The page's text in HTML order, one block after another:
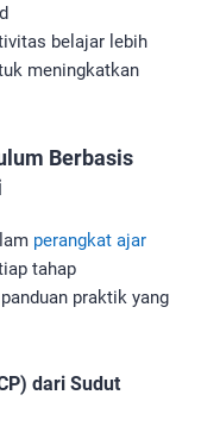
belajar lebih
meningkatkan
Berbasis
perangkat ajar
tahap
praktik yang
dari Sudut